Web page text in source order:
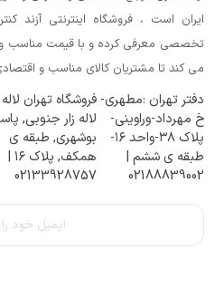
ایران است ، فروشگاه اینترنتی آزند
تخصصی معرفی کرده و با قیمت مناسب و
می کند تا مشتریان کالای مناسب و
دفتر تهران :مطهری-
خ مهرداد-وراوینی-
پلاک ۳۸-واحد ۱۶-
طبقه ی ششم |
02188839002
فروشگاه تهران لاله
لاله زار جنوبی,
بوشهری, طبقه ی
همکف, پلاک ۱۶ |
02133928757